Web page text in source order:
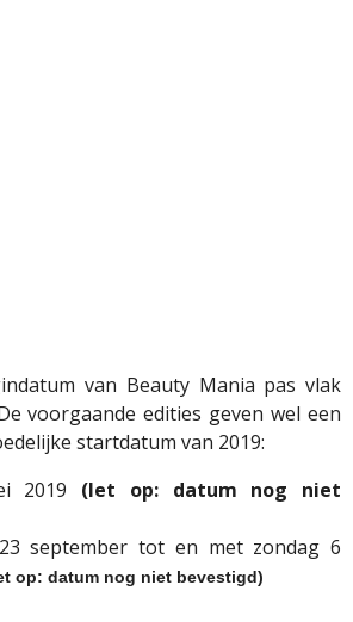
van Beauty Mania pas vlak
voorgaande edities geven wel een
startdatum van 2019:
2019 (let op: datum nog niet
september tot en met zondag 6
op: datum nog niet bevestigd)